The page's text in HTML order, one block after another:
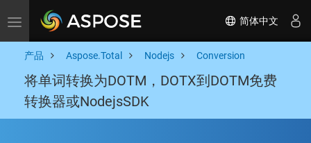
Toggle navigation 简体中文
产品 Aspose.Total Nodejs Conversion
将单词转换为DOTM，DOTX到DOTM免费
转换器或NodejsSDK